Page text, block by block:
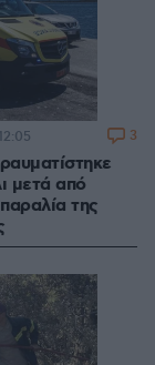
μετά από
της
3